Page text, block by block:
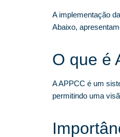
A implementação
Abaixo,
O que é
A APPCC é um
permitindo uma